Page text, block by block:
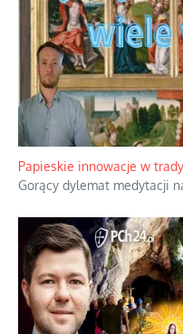
Kamienie i siekiery przeciw
Gorzka analityka decyzji